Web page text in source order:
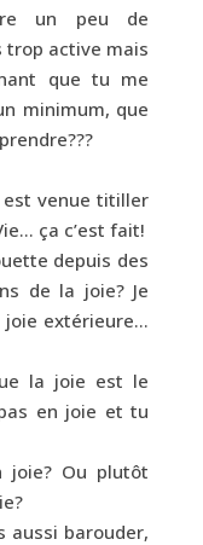
un peu de
trop active mais
que tu me
minimum, que
est venue titiller
ça c’est fait!
depuis des
de la joie? Je
joie extérieure…
la joie est le
en joie et tu
joie? Ou plutôt
aussi barouder,